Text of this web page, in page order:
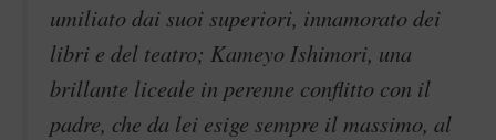
umiliato dai suoi superiori, innamorato dei
libri e del teatro; Kameyo Ishimori, una
brillante liceale in perenne conflitto con il
padre, che da lei esige sempre il massimo, al